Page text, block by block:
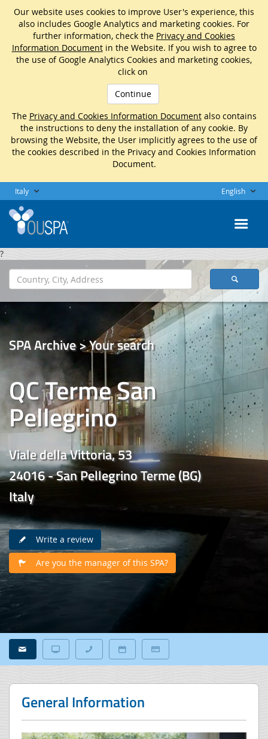
Our website uses cookies to improve User's experience, this
also includes Google Analytics and marketing cookies. For
further information, check the Privacy and Cookies
Information Documentin the Website. If you wish to agree to
the use of Google Analytics Cookies and marketing cookies,
click on
Continue
The Privacy and Cookies Information Documentalso contains
the instructions to deny the installation of any cookie. By
browsing the Website, the User implicitly agrees to the use of
the cookies described in the Privacy and Cookies Information
Document.
Italy English
?
SPA Archive > Your search
QC Terme San
Pellegrino
Viale della Vittoria, 53
24016 - San Pellegrino Terme (BG)
Italy
Write a review
Are you the manager of this SPA?
General Information